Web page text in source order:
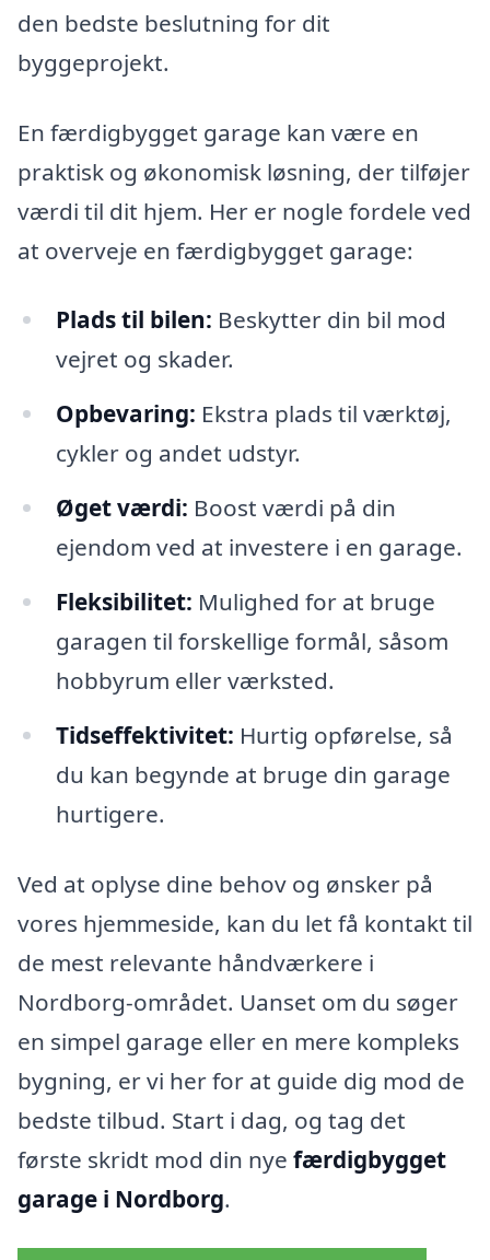
den bedste beslutning for dit
byggeprojekt.
En færdigbygget garage kan være en
praktisk og økonomisk løsning, der tilføjer
værdi til dit hjem. Her er nogle fordele ved
at overveje en færdigbygget garage:
Plads til bilen: Beskytter din bil mod
vejret og skader.
Opbevaring: Ekstra plads til værktøj,
cykler og andet udstyr.
Øget værdi: Boost værdi på din
ejendom ved at investere i en garage.
Fleksibilitet: Mulighed for at bruge
garagen til forskellige formål, såsom
hobbyrum eller værksted.
Tidseffektivitet: Hurtig opførelse, så
du kan begynde at bruge din garage
hurtigere.
Ved at oplyse dine behov og ønsker på
vores hjemmeside, kan du let få kontakt til
de mest relevante håndværkere i
Nordborg-området. Uanset om du søger
en simpel garage eller en mere kompleks
bygning, er vi her for at guide dig mod de
bedste tilbud. Start i dag, og tag det
første skridt mod din nye færdigbygget
garage i Nordborg.